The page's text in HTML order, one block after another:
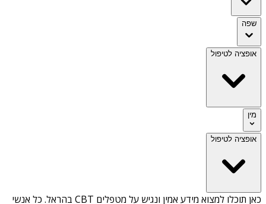
שפה
אופציה לטיפול
מין
אופציה לטיפול
כאן תוכלו למצוא מידע אמין ונגיש על מטפלים CBT בהראל
. כל אנשי